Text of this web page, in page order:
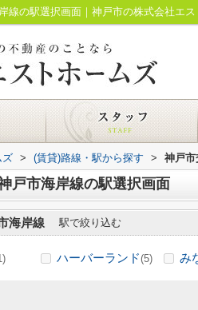
線の駅選択画面｜神戸市の株式会社エ
ズ > (賃貸)路線・駅から探す > 神戸市
戸市海岸線の駅選択画面
海岸線 駅で絞り込む
ハーバーランド(5) み